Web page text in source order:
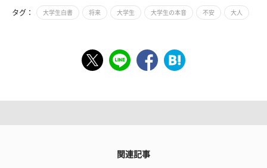
タグ： 大学生白書 将来 大学生 大学生の本音 不安 大人
関連記事